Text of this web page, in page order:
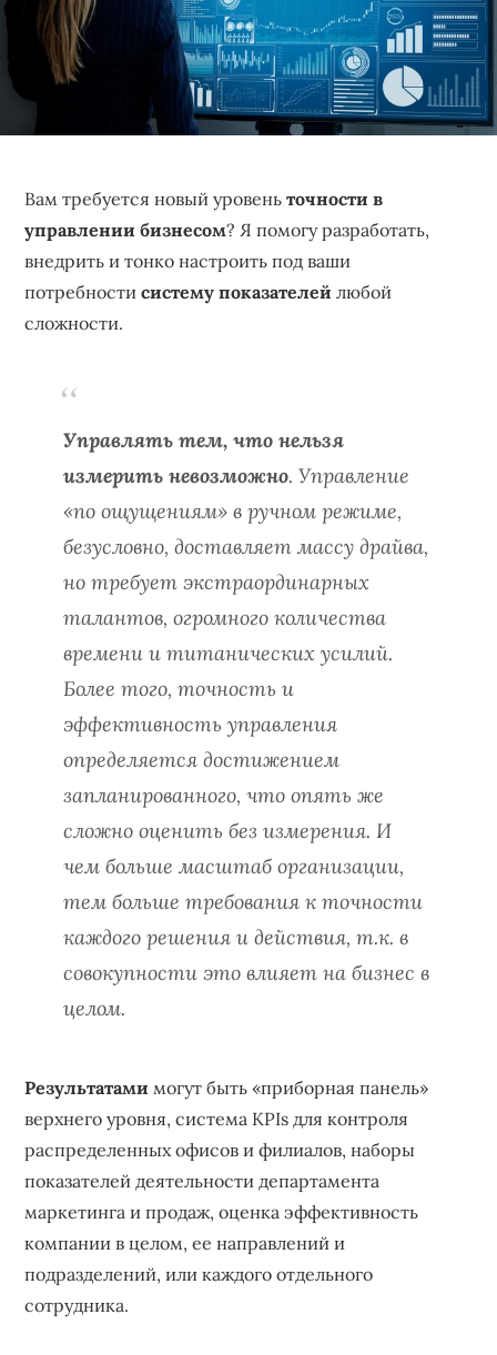
бизнеса,
создающее
устойчивые
конкурентные
преимущества.
Вам требуется новый уровеньточности в
управлении бизнесом? Я помогу разработать,
внедрить и тонко настроить под ваши
потребностисистему показателей любой
сложности.
Управлять тем, что нельзя
измерить невозможно. Управление
«по ощущениям» в ручном режиме,
безусловно, доставляет массу драйва,
но требует экстраординарных
талантов, огромного количества
времени и титанических усилий.
Более того, точность и
эффективность управления
определяется достижением
запланированного, что опять же
сложно оценить без измерения. И
чем больше масштаб организации,
тем больше требования к точности
каждого решения и действия, т.к. в
совокупности это влияет на бизнес в
целом.
Результатами могут быть «приборная панель»
верхнего уровня, система KPIs для контроля
распределенных офисов и филиалов, наборы
показателей деятельности департамента
маркетинга и продаж, оценка эффективность
компании в целом, ее направлений и
подразделений, или каждого отдельного
сотрудника.